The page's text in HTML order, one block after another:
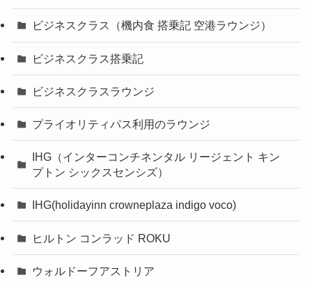
ビジネスクラス（機内食 搭乗記 空港ラウンジ）
ビジネスクラス搭乗記
ビジネスクラスラウンジ
プライオリティパス利用のラウンジ
IHG（インターコンチネンタル リージェント キン
プトン シックスセンシズ）
IHG(holidayinn crowneplaza indigo voco)
ヒルトン コンラッド ROKU
ウォルドーフアストリア